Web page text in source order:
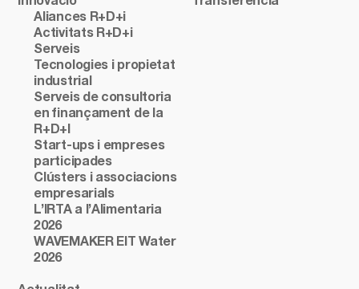
Aliances R+D+i
Activitats R+D+i
Serveis
Tecnologies i propietat
industrial
Serveis de consultoria
en finançament de la
R+D+I
Start-ups i empreses
participades
Clústers i associacions
empresarials
L’IRTA a l’Alimentaria
2026
WAVEMAKER EIT Water
2026